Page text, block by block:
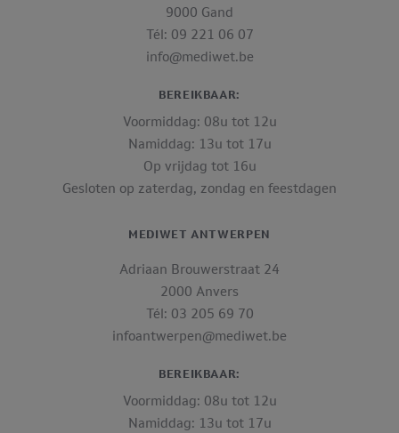
9000 Gand
Tél: 09 221 06 07
info@mediwet.be
BEREIKBAAR:
Voormiddag: 08u tot 12u
Namiddag: 13u tot 17u
Op vrijdag tot 16u
Gesloten op zaterdag, zondag en feestdagen
MEDIWET ANTWERPEN
Adriaan Brouwerstraat 24
2000 Anvers
Tél: 03 205 69 70
infoantwerpen@mediwet.be
BEREIKBAAR:
Voormiddag: 08u tot 12u
Namiddag: 13u tot 17u